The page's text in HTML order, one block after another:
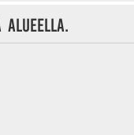
alueella.